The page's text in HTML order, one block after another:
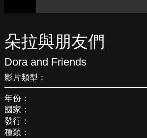
朵拉與朋友們
Dora and Friends
影片類型：
年份：
國家：
發行：
種類：